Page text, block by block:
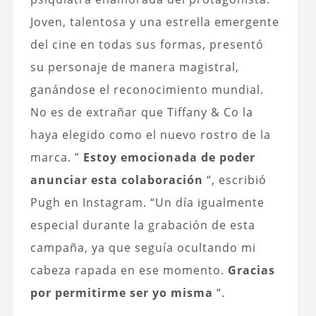
Joven, talentosa y una estrella emergente
del cine en todas sus formas, presentó
su personaje de manera magistral,
ganándose el reconocimiento mundial.
No es de extrañar que Tiffany & Co la
haya elegido como el nuevo rostro de la
marca. ” Estoy emocionada de poder
anunciar esta colaboración “, escribió
Pugh en Instagram. “Un día igualmente
especial durante la grabación de esta
campaña, ya que seguía ocultando mi
cabeza rapada en ese momento. Gracias
por permitirme ser yo misma “.